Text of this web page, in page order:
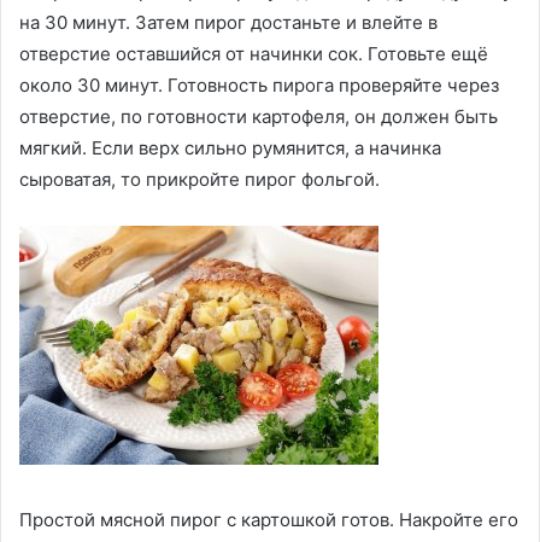
на 30 минут. Затем пирог достаньте и влейте в
отверстие оставшийся от начинки сок. Готовьте ещё
около 30 минут. Готовность пирога проверяйте через
отверстие, по готовности картофеля, он должен быть
мягкий. Если верх сильно румянится, а начинка
сыроватая, то прикройте пирог фольгой.
Простой мясной пирог с картошкой готов. Накройте его